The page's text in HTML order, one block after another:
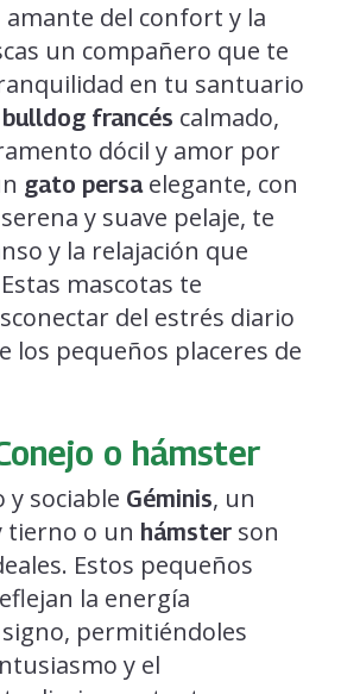
amante del confort y la
un compañero que te
en tu santuario
bulldog francés calmado,
dócil y amor por
gato persaelegante, con
y suave pelaje, te
y la relajación que
mascotas te
del estrés diario
los pequeños placeres de
o hámster
y sociable Géminis, un
tierno o un hámsterson
Estos pequeños
la energía
permitiéndoles
y el